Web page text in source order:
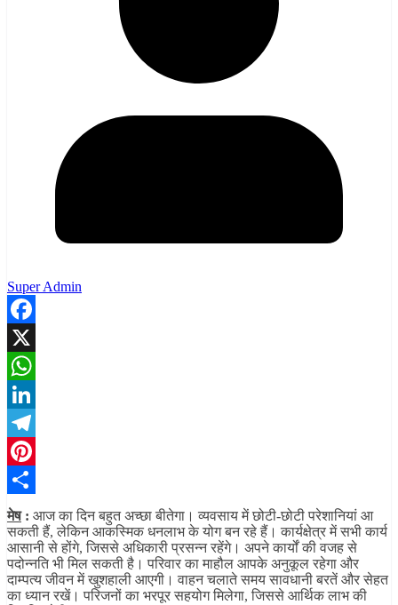
Super Admin
Facebook
X
WhatsApp
LinkedIn
Telegram
Pinterest
Share
मेष: आज का दिन बहुत अच्छा बीतेगा। व्यवसाय में छोटी-छोटी परेशानियां आ
सकती हैं, लेकिन आकस्मिक धनलाभ के योग बन रहे हैं। कार्यक्षेत्र में सभी कार्य
आसानी से होंगे, जिससे अधिकारी प्रसन्न रहेंगे। अपने कार्यों की वजह से
पदोन्नति भी मिल सकती है। परिवार का माहौल आपके अनुकूल रहेगा और
दाम्पत्य जीवन में खुशहाली आएगी। वाहन चलाते समय सावधानी बरतें और सेहत
का ध्यान रखें। परिजनों का भरपूर सहयोग मिलेगा, जिससे आर्थिक लाभ की